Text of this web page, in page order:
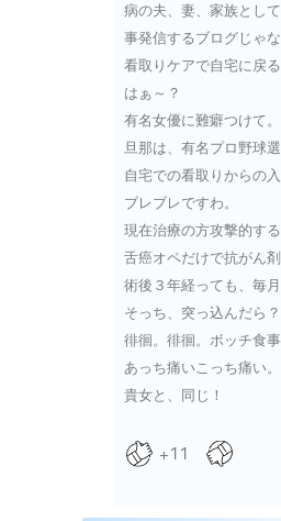
病の夫、妻、家族とし
事発信するブログじゃ
看取りケアで自宅に戻る
はぁ～？
有名女優に難癖つけて。
旦那は、有名プロ野球
自宅での看取りからの入
ブレブレですわ。
現在治療の方攻撃的す
舌癌オペだけで抗がん
術後３年経っても、毎
そっち、突っ込んだら？
徘徊。徘徊。ボッチ食事
あっち痛いこっち痛い。
貴女と、同じ！
+11